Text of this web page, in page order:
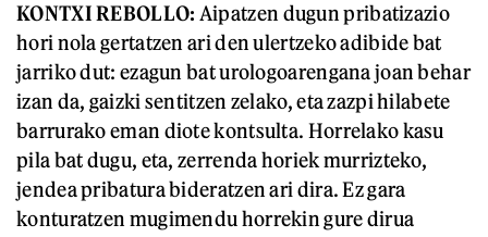
KONTXI REBOLLO: Aipatzen dugun pribatizazio
hori nola gertatzen ari den ulertzeko adibide bat
jarriko dut: ezagun bat urologoarengana joan behar
izan da, gaizki sentitzen zelako, eta zazpi hilabete
barrurako eman diote kontsulta. Horrelako kasu
pila bat dugu, eta, zerrenda horiek murrizteko,
jendea pribatura bideratzen ari dira. Ez gara
konturatzen mugimendu horrekin gure dirua